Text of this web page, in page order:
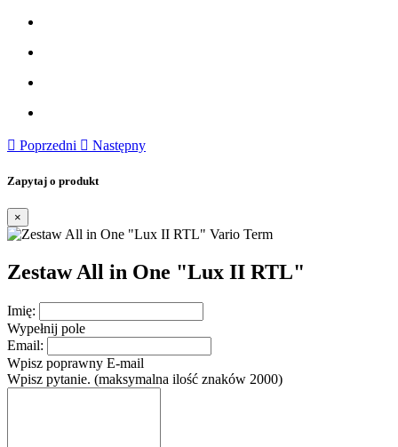
 Poprzedni  Następny
Zapytaj o produkt
×
Zestaw All in One "Lux II RTL"
Imię:
Wypełnij pole
Email:
Wpisz poprawny E-mail
Wpisz pytanie. (maksymalna ilość znaków 2000)